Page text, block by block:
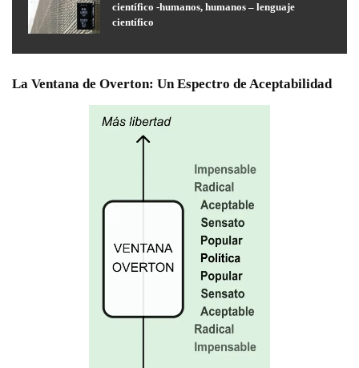
científico -humanos, humanos – lenguaje
científico
La Ventana de Overton: Un Espectro de Aceptabilidad